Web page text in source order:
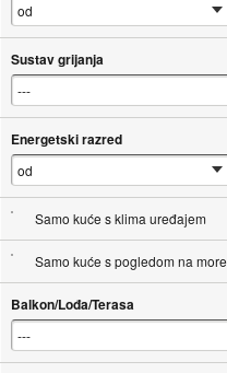
Sustav grijanja
Energetski razred
Samo kuće s klima uređajem
Samo kuće s pogledom na more
Balkon/Lođa/Terasa